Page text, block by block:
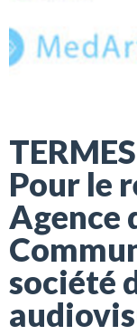
Pour le
Agence
société